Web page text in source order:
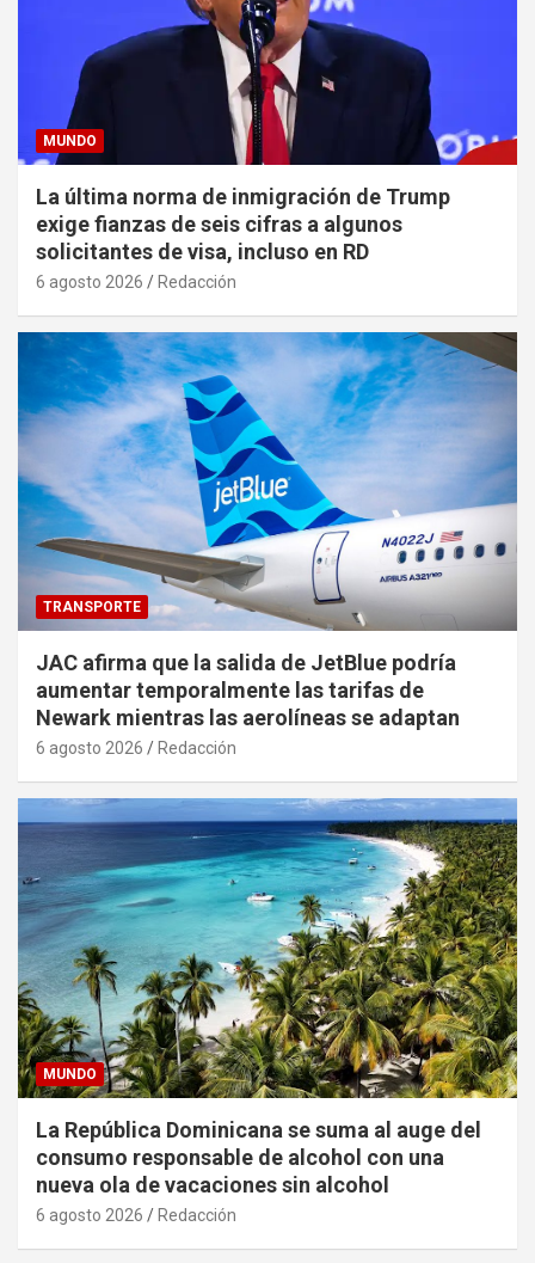
MUNDO
La última norma de inmigración de Trump
exige fianzas de seis cifras a algunos
solicitantes de visa, incluso en RD
6 agosto 2026 Redacción
TRANSPORTE
JAC afirma que la salida de JetBlue podría
aumentar temporalmente las tarifas de
Newark mientras las aerolíneas se adaptan
6 agosto 2026 Redacción
MUNDO
La República Dominicana se suma al auge del
consumo responsable de alcohol con una
nueva ola de vacaciones sin alcohol
6 agosto 2026 Redacción